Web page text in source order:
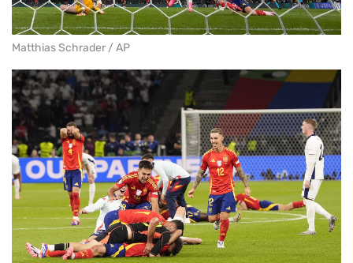
Matthias Schrader / AP